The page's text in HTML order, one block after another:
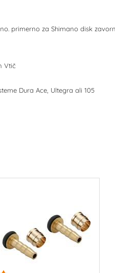
primerno za Shimano disk
Vtič
Dura Ace, Ultegra ali 105